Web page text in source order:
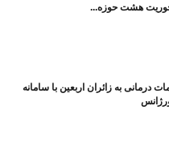
هشت حوزه...
درمانی به زائران اربعین با سامانه